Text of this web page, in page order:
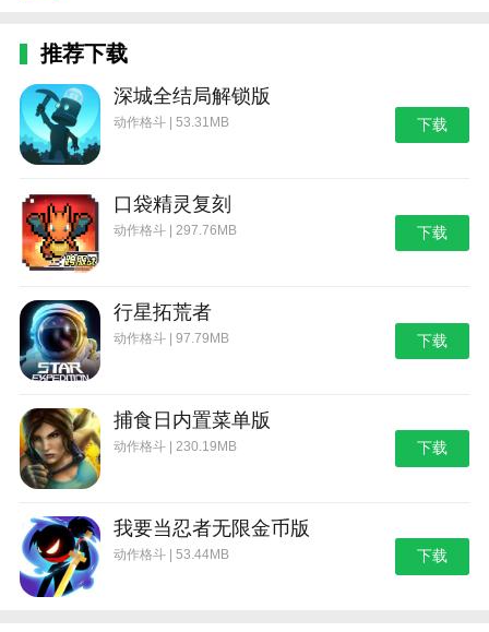
推荐下载
深城全结局解锁版
动作格斗 | 53.31MB 下载
口袋精灵复刻
动作格斗 | 297.76MB 下载
行星拓荒者
动作格斗 | 97.79MB 下载
捕食日内置菜单版
动作格斗 | 230.19MB 下载
我要当忍者无限金币版
动作格斗 | 53.44MB 下载